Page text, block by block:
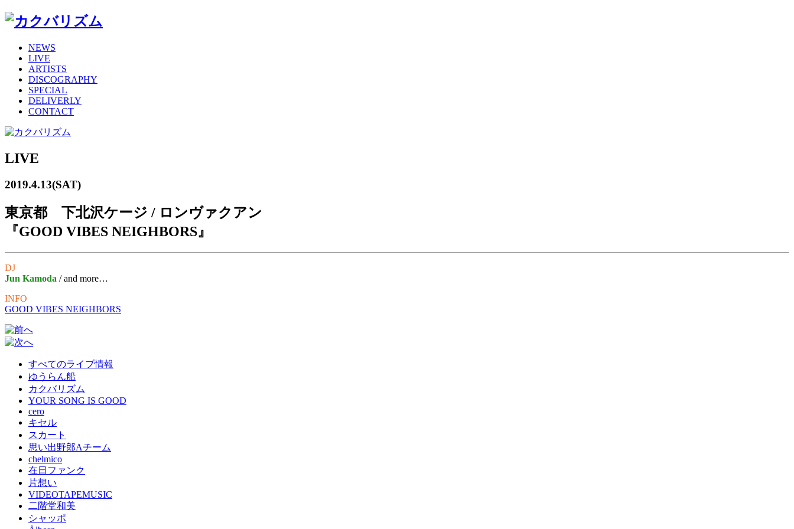
NEWS
LIVE
ARTISTS
DISCOGRAPHY
SPECIAL
DELIVERLY
CONTACT
LIVE
2019.4.13(SAT)
東京都 下北沢ケージ / ロンヴァクアン
『GOOD VIBES NEIGHBORS』
DJ
Jun Kamoda / and more…
INFO
GOOD VIBES NEIGHBORS
すべてのライブ情報
ゆうらん船
カクバリズム
YOUR SONG IS GOOD
cero
キセル
スカート
思い出野郎Aチーム
chelmico
在日ファンク
片想い
VIDEOTAPEMUSIC
二階堂和美
シャッポ